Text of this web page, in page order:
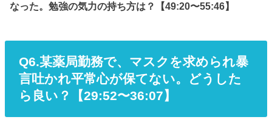
なった。勉強の気力の持ち方は？【49:20〜55:46】
Q6.某薬局勤務で、マスクを求められ暴
言吐かれ平常心が保てない。どうした
ら良い？【29:52〜36:07】